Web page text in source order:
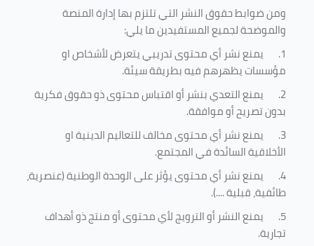
ومن ضوابط حقوق النشر التي تلتزم بها إدارة المنصة
والموضحة لجميع المستفيدين ما يلي:
1.
يمنع نشر أي محتوى تدريبي يتعرض لأشخاص او
مؤسسات يظهرهم فيه بطريقة سيئة.
2.
يمنع التعدي بنشر أو اقتباس محتوى ذو حقوق فكرية
بدون تصريح أو موافقة.
3.
يمنع نشر أي محتوى مخالف للتعاليم الدينية او
الأخلاقية السائدة في المجتمع.
4.
يمنع نشر أي محتوى يؤثر على الوحدة الوطنية (عنصرية،
طائفية، قبلية ....).
5.
يمنع النشر أو الترويج لأي محتوى أو منتج ذو أهداف
تجارية.